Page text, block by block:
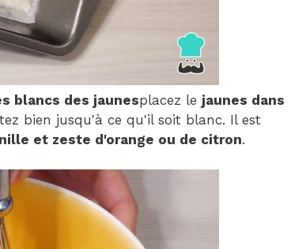
blancs des jaunesplacez le jaunes dans
bien jusqu'à ce qu'il soit blanc. Il est
et zeste d'orange ou de citron.